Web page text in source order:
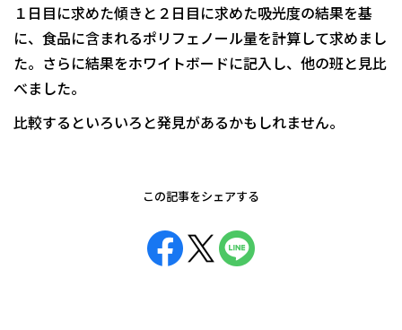
１日目に求めた傾きと２日目に求めた吸光度の結果を基
に、食品に含まれるポリフェノール量を計算して求めまし
た。さらに結果をホワイトボードに記入し、他の班と見比
べました。
比較するといろいろと発見があるかもしれません。
この記事をシェアする